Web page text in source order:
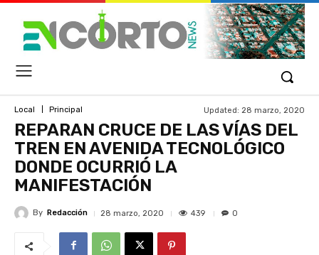
Local Principal Updated: 28 marzo, 2020
REPARAN CRUCE DE LAS VÍAS DEL
TREN EN AVENIDA TECNOLÓGICO
DONDE OCURRIÓ LA
MANIFESTACIÓN
By Redacción 28 marzo, 2020 439 0